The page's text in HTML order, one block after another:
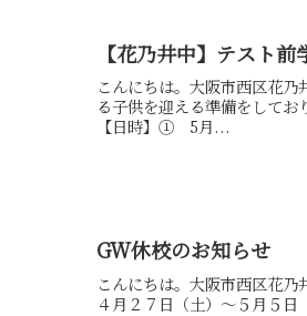
【花乃井中】テスト
こんにちは。大阪市西区花
る子供を迎える準備をしてお
【日時】① 5月...
GW休校のお知らせ
こんにちは。大阪市西区花
４月２７日（土）～５月５